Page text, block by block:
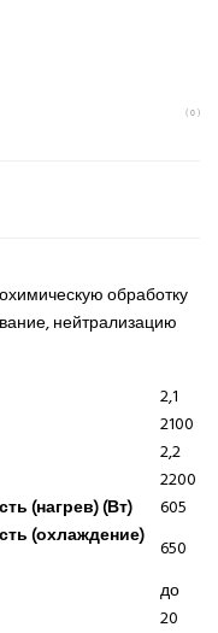
( 0 )
обработку
нейтрализацию
2,1
2100
2,2
2200
(нагрев) (Вт)
605
(охлаждение) 650
до
20